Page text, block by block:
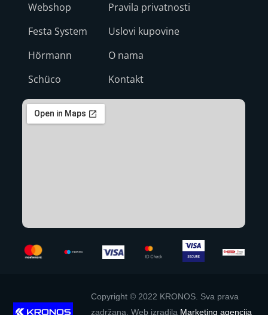
Webshop
Festa System
Hörmann
Schüco
Pravila privatnosti
Uslovi kupovine
O nama
Kontakt
Copyright © 2022 KRONOS. Sva prava
zadržana. Web izradila Marketing agencija